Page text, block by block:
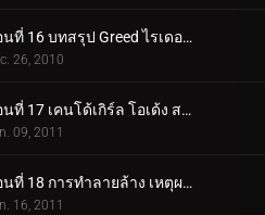
ตอนที่ 16 บทสรุป Greed ไรเดอร์ใหม่
26, 2010
ตอนที่ 17 เคนโด้เกิร์ล โอเด้ง สปลิทอร่อย
09, 2011
ตอนที่ 18 การทำลายล้าง เหตุผล Unagi Whip
16, 2011